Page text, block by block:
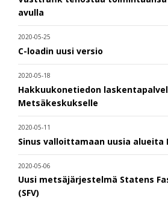
avulla
2020-05-25
C-loadin uusi versio
2020-05-18
Hakkuukonetiedon
Metsäkeskukselle
2020-05-11
Sinus valloittamaan uusia alueita
2020-05-06
Uusi metsäjärjestelmä Statens
(SFV)